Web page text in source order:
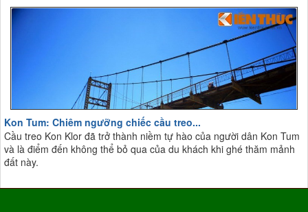
Kon Tum: Chiêm ngưỡng chiếc cầu treo...
Cầu treo Kon Klor đã trở thành niềm tự hào của người dân Kon Tum
và là điểm đến không thể bỏ qua của du khách khi ghé thăm mảnh
đất này.